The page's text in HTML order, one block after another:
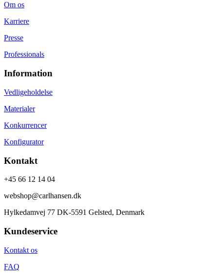
Om os
Karriere
Presse
Professionals
Information
Vedligeholdelse
Materialer
Konkurrencer
Konfigurator
Kontakt
+45 66 12 14 04
webshop@carlhansen.dk
Hylkedamvej 77 DK-5591 Gelsted, Denmark
Kundeservice
Kontakt os
FAQ